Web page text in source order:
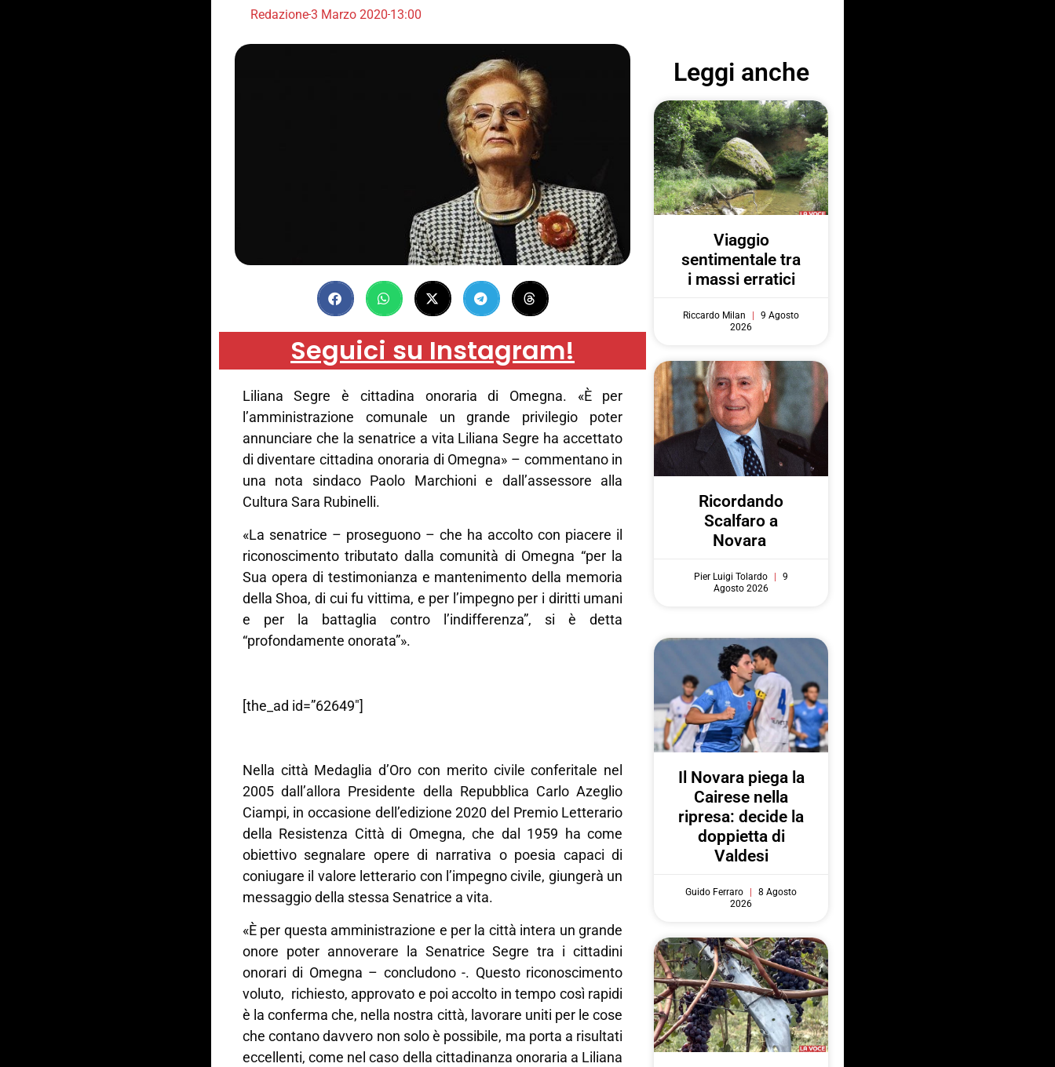
Redazione3 Marzo 202013:00
Seguici su Instagram!
Liliana Segre è cittadina onoraria di Omegna. «È per
l’amministrazione comunale un grande privilegio poter
annunciare che la senatrice a vita Liliana Segre ha accettato
di diventare cittadina onoraria di Omegna» – commentano in
una nota sindaco Paolo Marchioni e dall’assessore alla
Cultura Sara Rubinelli.
«La senatrice – proseguono – che ha accolto con piacere il
riconoscimento tributato dalla comunità di Omegna “per la
Sua opera di testimonianza e mantenimento della memoria
della Shoa, di cui fu vittima, e per l’impegno per i diritti umani
e per la battaglia contro l’indifferenza”, si è detta
“profondamente onorata”».
[the_ad id=”62649″]
Nella città Medaglia d’Oro con merito civile conferitale nel
2005 dall’allora Presidente della Repubblica Carlo Azeglio
Ciampi, in occasione dell’edizione 2020 del Premio Letterario
della Resistenza Città di Omegna, che dal 1959 ha come
obiettivo segnalare opere di narrativa o poesia capaci di
coniugare il valore letterario con l’impegno civile, giungerà un
messaggio della stessa Senatrice a vita.
«È per questa amministrazione e per la città intera un grande
onore poter annoverare la Senatrice Segre tra i cittadini
onorari di Omegna – concludono -. Questo riconoscimento
voluto, richiesto, approvato e poi accolto in tempo così rapidi
è la conferma che, nella nostra città, lavorare uniti per le cose
che contano davvero non solo è possibile, ma porta a risultati
eccellenti, come nel caso della cittadinanza onoraria a Liliana
Leggi anche
Viaggio
sentimentale tra
i massi erratici
Riccardo Milan
9 Agosto
2026
Ricordando
Scalfaro a
Novara
Pier Luigi Tolardo
9
Agosto 2026
Il Novara piega la
Cairese nella
ripresa: decide la
doppietta di
Valdesi
Guido Ferraro
8 Agosto
2026